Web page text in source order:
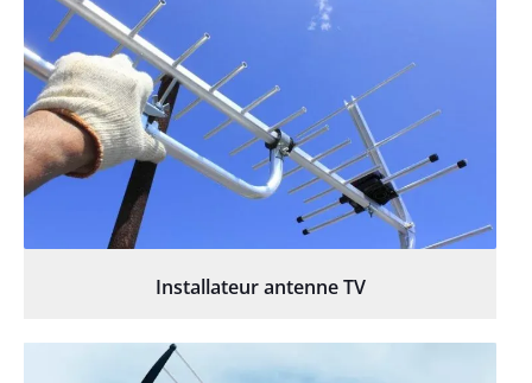
Installateur antenne TV